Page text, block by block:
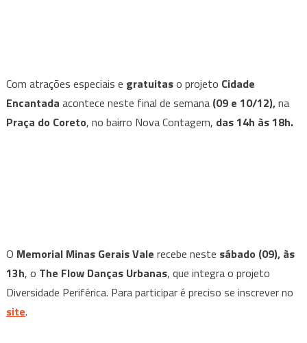
Com atrações especiais e gratuitaso projeto Cidade
Encantada acontece neste final de semana (09 e 10/12),na
Praça do Coreto, no bairro Nova Contagem, das 14h às 18h.
O Memorial Minas Gerais Vale recebe neste sábado (09), às
13h, o The Flow Danças Urbanas, que integra o projeto
Diversidade Periférica. Para participar é preciso se inscrever no
site.